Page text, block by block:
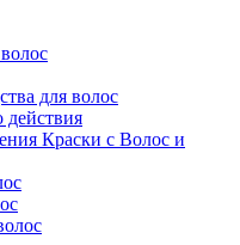
для волос
Краски с Волос и